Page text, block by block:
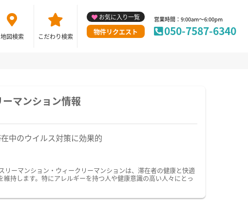
地図検索 こだわり検索
お気に入り一覧
物件リクエスト
営業時間：9:00am～6:00pm
050-7587-6340
マンション情報
中のウイルス対策に効果的
ーマンション・ウィークリーマンションは、滞在者の健康と快適
持します。特にアレルギーを持つ人や健康意識の高い人々にとっ